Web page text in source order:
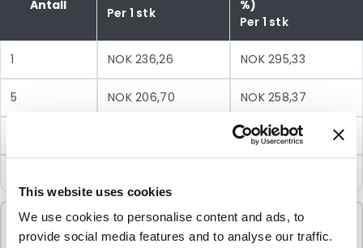
This website uses cookies
We use cookies to personalise content and ads, to
provide social media features and to analyse our traffic.
Antall
Per 1 stk
%)
Per 1 stk
1 NOK 236,26 NOK 295,33
5 NOK 206,70 NOK 258,37
NOK 229,79
Minimumsbestilling
1 Enheter